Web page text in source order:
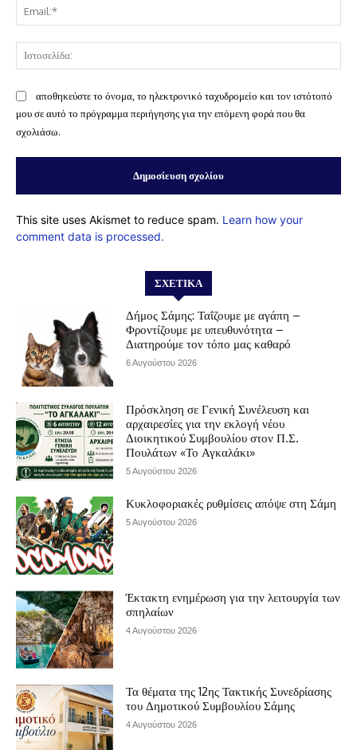
αποθηκεύστε το όνομα, το ηλεκτρονικό ταχυδρομείο και τον ιστότοπό
μου σε αυτό το πρόγραμμα περιήγησης για την επόμενη φορά που θα
σχολιάσω.
This site uses Akismet to reduce spam. Learn how your
comment data is processed.
ΣΧΕΤΙΚΆ
Δήμος Σάμης: Ταΐζουμε με αγάπη –
Φροντίζουμε με υπευθυνότητα –
Διατηρούμε τον τόπο μας καθαρό
6 Αυγούστου 2026
Πρόσκληση σε Γενική Συνέλευση και
αρχαιρεσίες για την εκλογή νέου
Διοικητικού Συμβουλίου στον Π.Σ.
Πουλάτων «Το Αγκαλάκι»
5 Αυγούστου 2026
Κυκλοφοριακές ρυθμίσεις απόψε στη Σάμη
5 Αυγούστου 2026
Έκτακτη ενημέρωση για την λειτουργία των
σπηλαίων
4 Αυγούστου 2026
Τα θέματα της 12ης Τακτικής Συνεδρίασης
του Δημοτικού Συμβουλίου Σάμης
4 Αυγούστου 2026